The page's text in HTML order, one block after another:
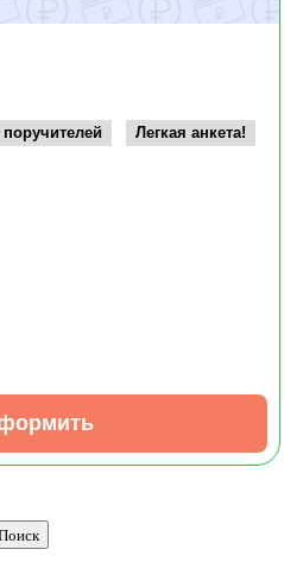
поручителей
Легкая анкета!